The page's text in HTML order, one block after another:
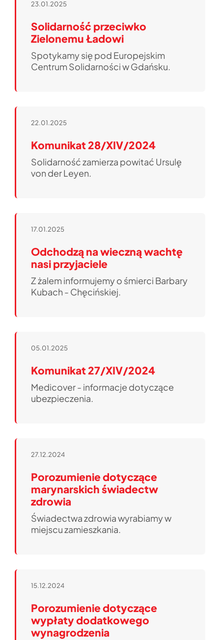
23.01.2025
Solidarność przeciwko
Zielonemu Ładowi
Spotykamy się pod Europejskim
Centrum Solidarności w Gdańsku.
22.01.2025
Komunikat 28/XIV/2024
Solidarność zamierza powitać Ursulę
von der Leyen.
17.01.2025
Odchodzą na wieczną wachtę
nasi przyjaciele
Z żalem informujemy o śmierci Barbary
Kubach - Chęcińskiej.
05.01.2025
Komunikat 27/XIV/2024
Medicover - informacje dotyczące
ubezpieczenia.
27.12.2024
Porozumienie dotyczące
marynarskich świadectw
zdrowia
Świadectwa zdrowia wyrabiamy w
miejscu zamieszkania.
15.12.2024
Porozumienie dotyczące
wypłaty dodatkowego
wynagrodzenia